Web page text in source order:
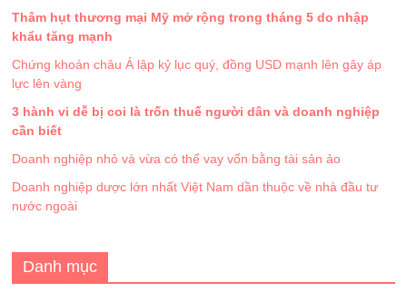
Thâm hụt thương mại Mỹ mở rộng trong tháng 5 do nhập
khẩu tăng mạnh
Chứng khoán châu Á lập kỷ lục quý, đồng USD mạnh lên gây áp
lực lên vàng
3 hành vi dễ bị coi là trốn thuế người dân và doanh nghiệp
cần biết
Doanh nghiệp nhỏ và vừa có thể vay vốn bằng tài sản ảo
Doanh nghiệp dược lớn nhất Việt Nam dần thuộc về nhà đầu tư
nước ngoài
Danh mục